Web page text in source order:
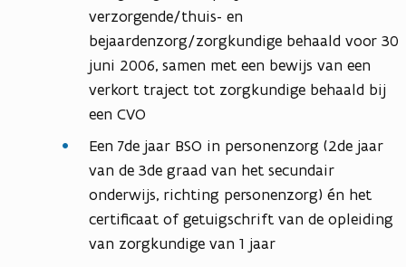
verzorgende/thuis- en
bejaardenzorg/zorgkundige behaald voor 30
juni 2006, samen met een bewijs van een
verkort traject tot zorgkundige behaald bij
een CVO
Een 7de jaar BSO in personenzorg (2de jaar
van de 3de graad van het secundair
onderwijs, richting personenzorg) én het
certificaat of getuigschrift van de opleiding
van zorgkundige van 1 jaar